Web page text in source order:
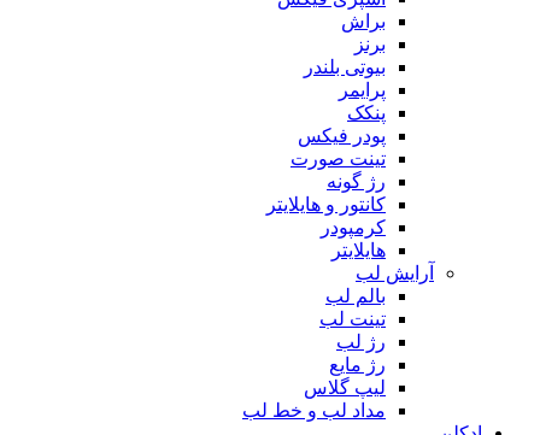
براش
برنز
بیوتی بلندر
پرایمر
پنکک
پودر فیکس
تینت صورت
رژ گونه
کانتور و هایلایتر
کرمپودر
هایلایتر
آرایش لب
بالم لب
تینت لب
رژ لب
رژ مایع
لیپ گلاس
مداد لب و خط لب